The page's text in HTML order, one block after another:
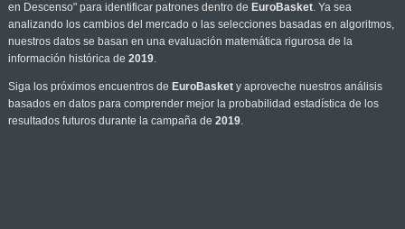
en Descenso" para identificar patrones dentro de EuroBasket. Ya sea
analizando los cambios del mercado o las selecciones basadas en algoritmos,
nuestros datos se basan en una evaluación matemática rigurosa de la
información histórica de 2019.
Siga los próximos encuentros de EuroBaskety aproveche nuestros análisis
basados en datos para comprender mejor la probabilidad estadística de los
resultados futuros durante la campaña de 2019.